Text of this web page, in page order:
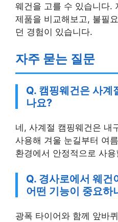
웨건을 고를 수 있습니다.
제품을 비교해보고, 불필
던 경험이 있습니다.
자주 묻는 질문
Q. 캠핑웨건은 사계
나요?
네, 사계절 캠핑웨건은 내
사용해 겨울 눈길부터 여
환경에서 안정적으로 사
Q. 경사로에서 웨건
어떤 기능이 중요하
광폭 타이어와 함께 앞바